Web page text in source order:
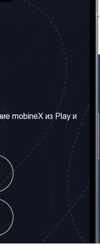
Правила и Условия
Часто задаваемые
вопросы
Социальные сети
mobineX из Play и